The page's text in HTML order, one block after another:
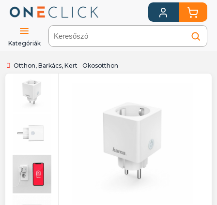
Kategóriák
Otthon, Barkács, Kert Okosotthon